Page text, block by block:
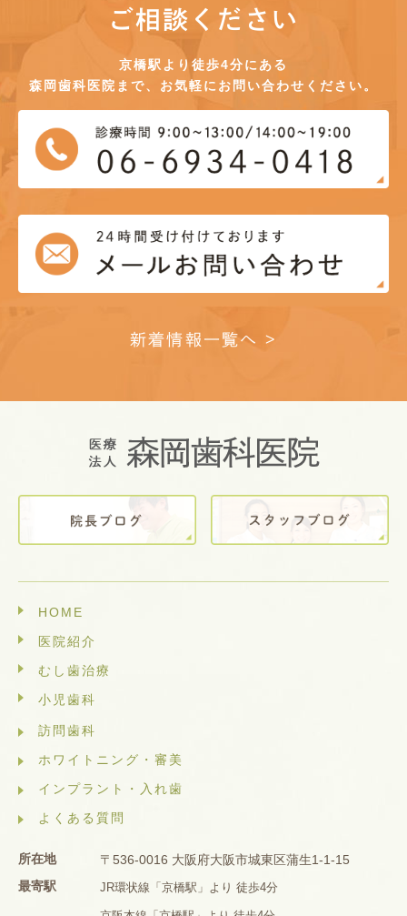
ご相談ください
京橋駅より徒歩4分にある
森岡歯科医院まで、お気軽にお問い合わせください。
新着情報一覧へ >
HOME
医院紹介
むし歯治療
小児歯科
訪問歯科
ホワイトニング・審美
インプラント・入れ歯
よくある質問
所在地
〒536-0016 大阪府大阪市城東区蒲生1-1-15
最寄駅
JR環状線「京橋駅」より 徒歩4分